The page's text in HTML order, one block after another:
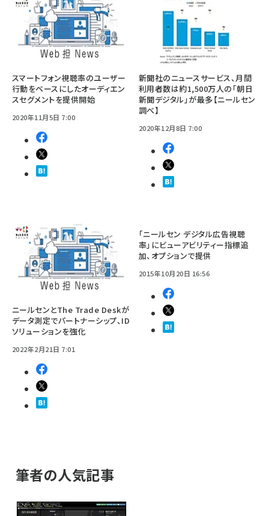
スマートフォン視聴率のユーザー
行動をベースにしたオーディエン
スセグメントを提供開始
2020年11月5日 7:00
新聞社のニュースサービス、月間
利用者数は約1,500万人の「朝日
新聞デジタル」が最多【ニールセン
調べ】
2020年12月8日 7:00
ニールセンとThe Trade Deskが
データ測定でパートナーシップ、ID
ソリューションを強化
2022年2月21日 7:01
「ニールセン デジタル広告視聴
率」にビューアビリティー指標追
加、オプションで提供
2015年10月20日 16:56
筆者の人気記事